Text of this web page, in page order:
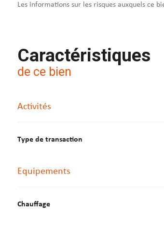
Les informations sur les risques auxquels ce
Caractéristiques
de ce bien
Activités
Type de transaction
Equipements
Chauffage